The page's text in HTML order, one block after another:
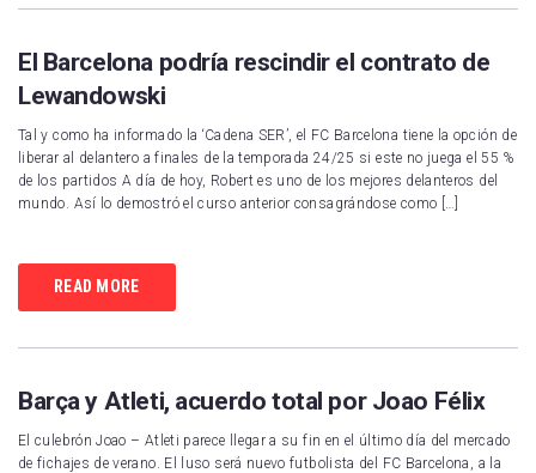
El Barcelona podría rescindir el contrato de
Lewandowski
Tal y como ha informado la ‘Cadena SER’, el FC Barcelona tiene la opción de
liberar al delantero a finales de la temporada 24/25 si este no juega el 55 %
de los partidos A día de hoy, Robert es uno de los mejores delanteros del
mundo. Así lo demostró el curso anterior consagrándose como […]
READ MORE
Barça y Atleti, acuerdo total por Joao Félix
El culebrón Joao – Atleti parece llegar a su fin en el último día del mercado
de fichajes de verano. El luso será nuevo futbolista del FC Barcelona, a la